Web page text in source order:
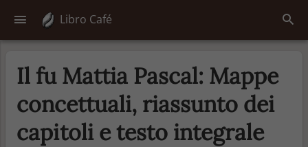
Libro Café
Il fu Mattia Pascal: Mappe
concettuali, riassunto dei
capitoli e testo integrale